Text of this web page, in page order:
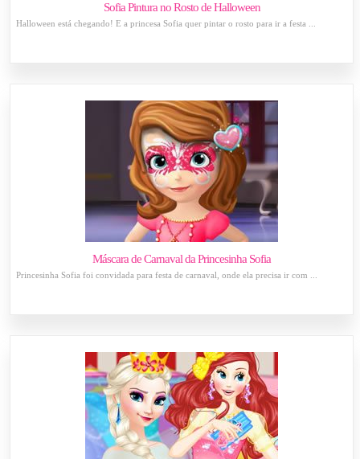
Sofia Pintura no Rosto de Halloween
Halloween está chegando! E a princesa Sofia quer pintar o rosto para ir a festa ...
Máscara de Carnaval da Princesinha Sofia
Princesinha Sofia foi convidada para festa de carnaval, onde ela precisa ir com ...